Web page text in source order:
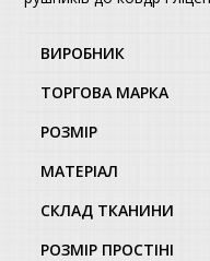
ВИРОБНИК
ТОРГОВА МАРКА
РОЗМІР
МАТЕРІАЛ
СКЛАД ТКАНИНИ
РОЗМІР ПРОСТІНІ